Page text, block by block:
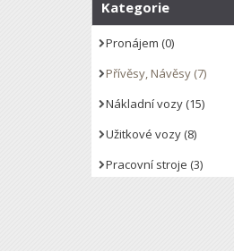
Kategorie
Pronájem (0)
Přívěsy, Návěsy (7)
Nákladní vozy (15)
Užitkové vozy (8)
Pracovní stroje (3)